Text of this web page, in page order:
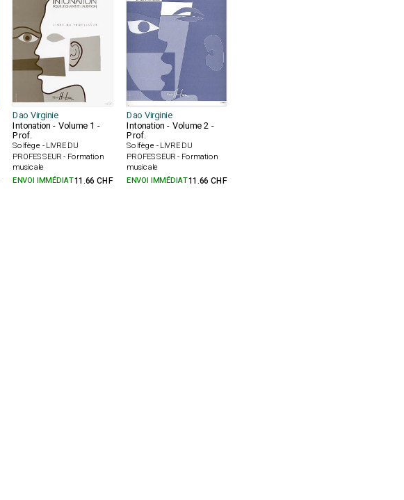
Dao Virginie Dao Virginie
Intonation - Volume 1 -
Prof.
Solfège - LIVRE DU
PROFESSEUR - Formation
musicale
Intonation - Volume 2 -
Prof.
Solfège - LIVRE DU
PROFESSEUR - Formation
musicale
ENVOI IMMÉDIAT11.66 CHF ENVOI IMMÉDIAT11.66 CHF